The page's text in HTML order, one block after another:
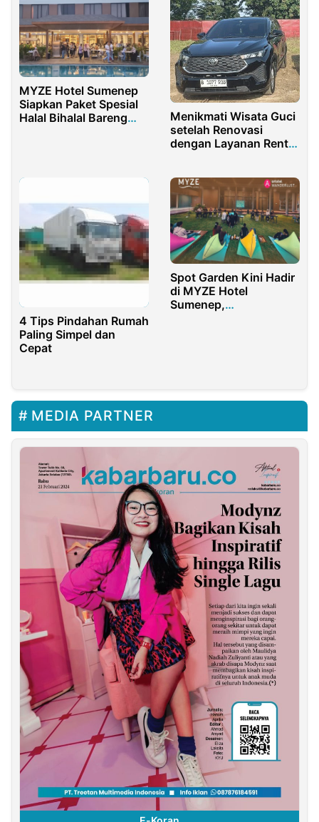
MYZE Hotel Sumenep
Siapkan Paket Spesial
Halal Bihalal Bareng
Menikmati Wisata Guci
setelah Renovasi
dengan Layanan Rental
4 Tips Pindahan Rumah
Paling Simpel dan
Cepat
Spot Garden Kini Hadir
di MYZE Hotel
Sumenep,
MEDIA PARTNER